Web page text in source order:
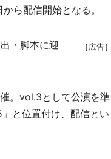
ら配信開始となる。
［広告］
・脚本に迎
。vol.3として公演を準
と位置付け、配信とい